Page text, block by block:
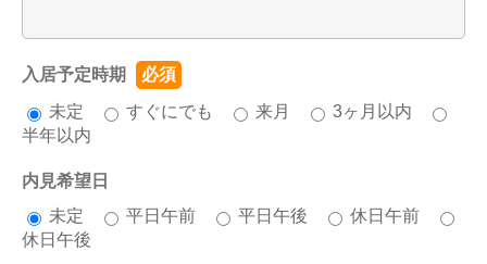
入居予定時期
必須
未定
すぐにでも 来月
3ヶ月以内
半年以内
内見希望日
未定
平日午前 平日午後
休日午前
休日午後